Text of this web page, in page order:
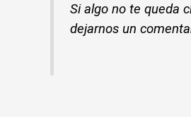
Si algo no te queda
dejarnos un